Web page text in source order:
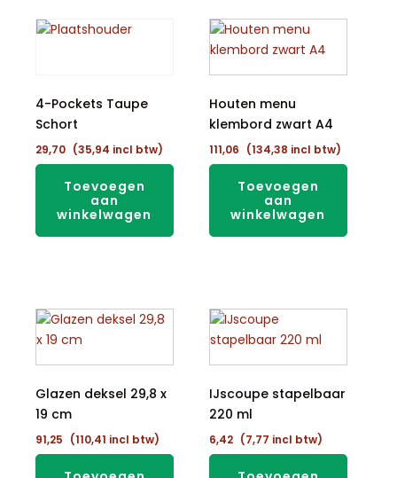
4-Pockets Taupe
Schort
29,70 (35,94 incl btw)
Toevoegen
aan
winkelwagen
Houten menu
klembord zwart A4
111,06 (134,38 incl btw)
Toevoegen
aan
winkelwagen
Glazen deksel 29,8 x
19 cm
91,25 (110,41 incl btw)
IJscoupe stapelbaar
220 ml
6,42 (7,77 incl btw)